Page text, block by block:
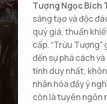
Tượng Ngọc Bích
sáng tạo và độc
quý giá, thuần
cấp. “Trừu
đến sự phá cách
tính duy nhất,
nhân hóa đầy ý
còn là tuyên ngôn